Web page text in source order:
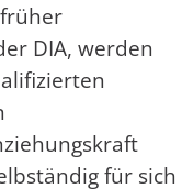
DIA, werden
für sich